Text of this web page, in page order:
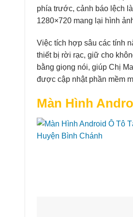
phía trước, cảnh báo lệch
1280×720 mang lại hình
Việc tích hợp sâu các tính
thiết bị rời rạc, giữ cho
bằng giọng nói, giúp Chị
được cập nhật phần mềm
Màn Hình